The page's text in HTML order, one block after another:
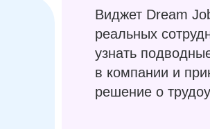
Виджет Dream
реальных
узнать
в компании и
решение о